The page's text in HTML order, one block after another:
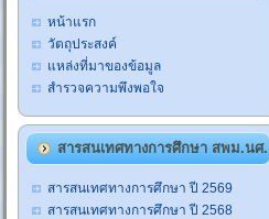
หน้าแรก
วัตถุประสงค์
แหล่งที่มาของข้อมูล
สำรวจความพึงพอใจ
สารสนเทศทางการศึกษา สพม.นศ.
สารสนเทศทางการศึกษา ปี 2569
สารสนเทศทางการศึกษา ปี 2568